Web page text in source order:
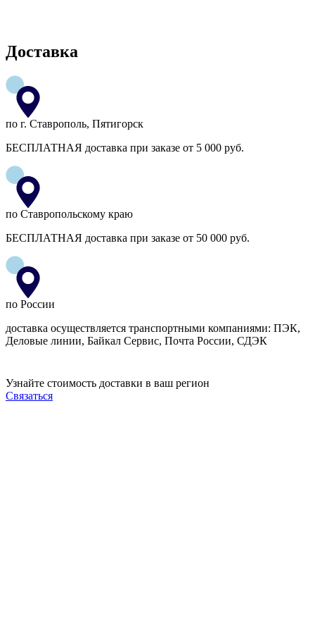
Доставка
по г. Ставрополь, Пятигорск
БЕСПЛАТНАЯ доставка при заказе от 5 000 руб.
по Ставропольскому краю
БЕСПЛАТНАЯ доставка при заказе от 50 000 руб.
по России
доставка осуществляется транспортными компаниями: ПЭК,
Деловые линии, Байкал Сервис, Почта России, СДЭК
Узнайте стоимость доставки в ваш регион
Связаться